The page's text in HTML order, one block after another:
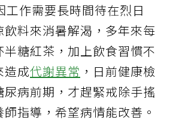
工作需要長時間待在烈日
料來消暑解渴，多年來每
糖紅茶，加上飲食習慣不
造成代謝異常 ，日前健康檢
病前期，才趕緊戒除手搖
指導，希望病情能改善。